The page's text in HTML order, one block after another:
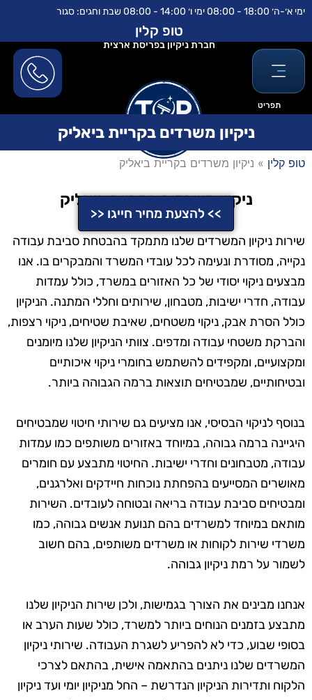
לתוכן
דילוג
ימי א׳-ה׳ 18:00 - 08:00 ימי ו׳ 14:00 - 08:00 שבת וחגים: סגור
תפריט
טופ קלין
חברת ניקיון בפריסת ארצית
ניקיון משרדים בקריית ביאליק
טופ קלין » ניקיון משרדים בקריית ביאליק
ניקיון משרדים בקריית ביאליק
>> להצעת מחיר חייגו <<
שירות ניקיון המשרדים שלנו מתמקד בהבטחת סביבת עבודה
נקייה, מסודרת ונעימה לכל עובדי המשרד והמבקרים בו. אנו
מבצעים ניקוי יסודי של כל האזורים במשרד, כולל עמדות
עבודה, חדרי ישיבות, מטבחון, שירותים וחללי המתנה. הניקיון
כולל הסרת אבק, ניקוי משטחים, שאיבת שטיחים, ניקוי רצפות,
והברקת משטחי עבודה ומדפים. צוותי הניקיון שלנו מיומנים
ומקצועיים, ומקפידים להשתמש בחומרי ניקוי איכותיים
ובטיחותיים, שמבטיחים תוצאות ברמה הגבוהה ביותר.
בנוסף לניקוי הבסיסי, אנו מציעים גם שירותי חיטוי שמבטיחים
היגיינה ברמה גבוהה, במיוחד באזורים משותפים כמו עמדות
עבודה, מטבחונים וחדרי ישיבות. החיטוי מתבצע עם חומרים
מאושרים המסייעים בהפחתת נוכחות חיידקים ואלרגנים,
ומבטיחים סביבת עבודה בריאה ובטוחה לעובדים. השירות
מותאם במיוחד למשרדים בהם תנועת אנשים גבוהה, כמו
משרדי שירות לקוחות או משרדים משותפים, בהם חשוב
לשמור על רמת ניקיון גבוהה.
אנחנו מבינים את הצורך בגמישות, ולכן שירות הניקיון שלנו
מתבצע בזמנים הנוחים ביותר למשרד, כולל שעות הערב או
בסופי שבוע, כדי לא להפריע לשגרת העבודה. שירותי ניקיון
המשרדים שלנו ניתנים בהתאמה אישית, בהתאם לצרכי
הלקוח ותדירות הניקיון הנדרשת – החל מניקיון יומי ועד ניקיון